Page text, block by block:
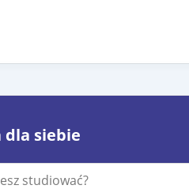
dla siebie